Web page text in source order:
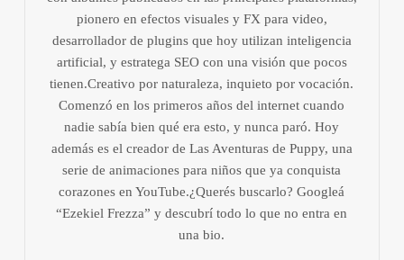
pionero en efectos visuales y FX para video,
desarrollador de plugins que hoy utilizan inteligencia
artificial, y estratega SEO con una visión que pocos
tienen.Creativo por naturaleza, inquieto por vocación.
Comenzó en los primeros años del internet cuando
nadie sabía bien qué era esto, y nunca paró. Hoy
además es el creador de Las Aventuras de Puppy, una
serie de animaciones para niños que ya conquista
corazones en YouTube.¿Querés buscarlo? Googleá
“Ezekiel Frezza” y descubrí todo lo que no entra en
una bio.